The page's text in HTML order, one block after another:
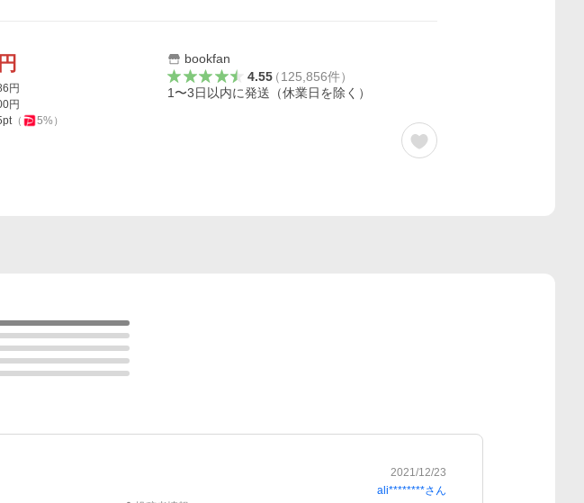
円
円
円
pt（ 5%）
bookfan
4.55（125,856件）
1〜3日以内に発送（休業日を除く）
2021/12/23
ali********さん